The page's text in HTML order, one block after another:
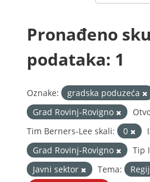
Pronađeno
podataka: 1
Oznake:
gradska poduzeća
Grad Rovinj-Rovigno
Tim Berners-Lee skali:
0
Grad Rovinj-Rovigno
Tip
Javni sektor
Tema: